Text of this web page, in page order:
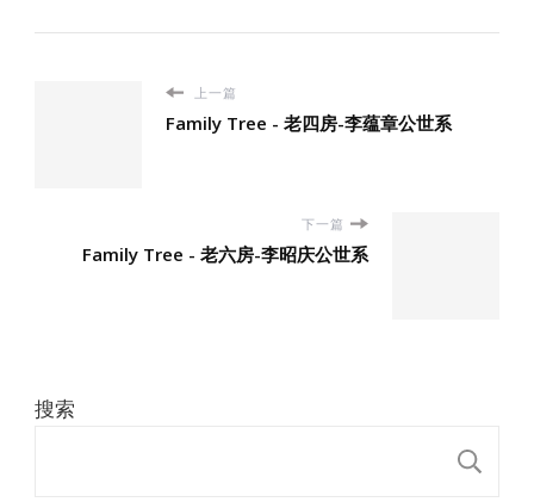
上一篇
Family Tree - 老四房-李蕴章公世系
下一篇
Family Tree - 老六房-李昭庆公世系
搜索